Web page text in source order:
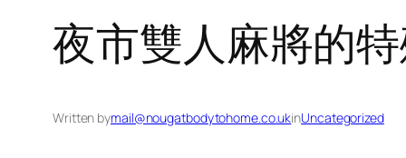
夜市雙人麻將的
Written bymail@nougatbodytohome.co.ukinUncategorized